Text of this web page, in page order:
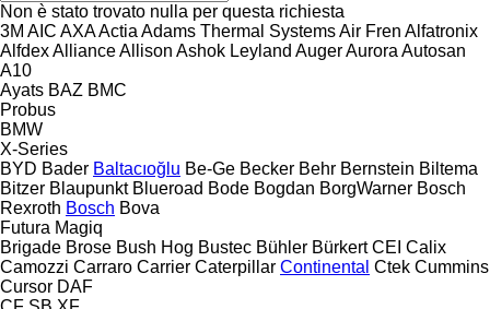
Non è stato trovato nulla per questa richiesta
3M AIC AXAActia Adams Thermal SystemsAir Fren Alfatronix
AlfdexAllianceAllison Ashok Leyland AugerAurora Autosan
A10
Ayats BAZ BMC
Probus
BMW
X-Series
BYD Bader Baltacıoğlu Be-Ge Becker Behr Bernstein Biltema
Bitzer Blaupunkt Blueroad Bode Bogdan BorgWarner Bosch
Rexroth Bosch Bova
Futura Magiq
Brigade Brose Bush Hog Bustec Bühler Bürkert CEI Calix
Camozzi Carraro Carrier Caterpillar Continental Ctek Cummins
Cursor DAF